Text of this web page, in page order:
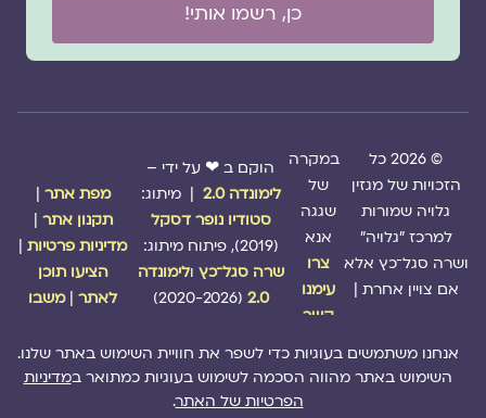
כן, רשמו אותי!
© 2026 כל
הזכויות של מגזין
גלויה שמורות
למרכז "גלויה"
ושרה סגל־כץ אלא
אם צויין אחרת |
במקרה
של
שגגה
אנא
צרו
עימנו
קשר
הוקם ב ❤ על ידי –
לימונדה 2.0
| מיתוג:
סטודיו נופר דסקל
שרה סגל־כץולימונדה
2.0
(2020-2026)
מפת אתר|
תקנון אתר|
מדיניות פרטיות|
הציעו תוכן
לאתר| משבו